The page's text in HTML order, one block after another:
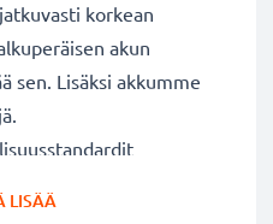
korkean
akun
sen. Lisäksi akkumme
LISÄÄ